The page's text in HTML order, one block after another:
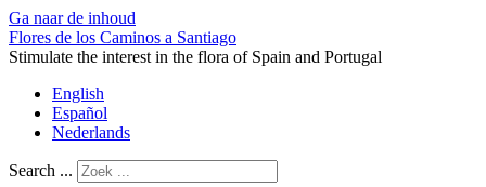
Ga naar de inhoud
Flores de los Caminos a Santiago
Stimulate the interest in the flora of Spain and Portugal
English
Español
Nederlands
Search ...